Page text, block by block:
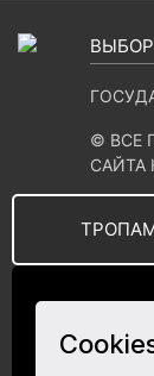
© ВСЕ
САЙТА